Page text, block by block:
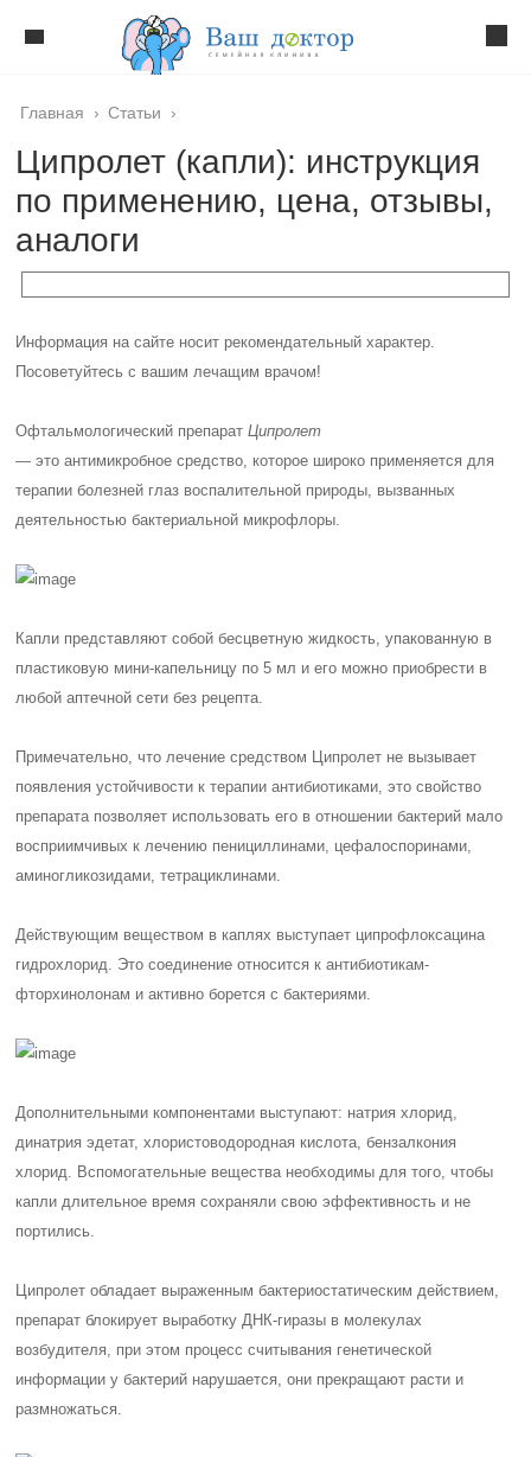
Главная › Статьи ›
Ципролет (капли): инструкция
по применению, цена, отзывы,
аналоги
Информация на сайте носит рекомендательный характер.
Посоветуйтесь с вашим лечащим врачом!
Офтальмологический препаратЦипролет
— это антимикробное средство, которое широко применяется для
терапии болезней глаз воспалительной природы, вызванных
деятельностью бактериальной микрофлоры.
Капли представляют собой бесцветную жидкость, упакованную в
пластиковую мини-капельницу по 5 мл и его можно приобрести в
любой аптечной сети без рецепта.
Примечательно, что лечение средством Ципролет не вызывает
появления устойчивости к терапии антибиотиками, это свойство
препарата позволяет использовать его в отношении бактерий мало
восприимчивых к лечению пенициллинами, цефалоспоринами,
аминогликозидами, тетрациклинами.
Действующим веществом в каплях выступает ципрофлоксацина
гидрохлорид. Это соединение относится к антибиотикам-
фторхинолонам и активно борется с бактериями.
Дополнительными компонентами выступают: натрия хлорид,
динатрия эдетат, хлористоводородная кислота, бензалкония
хлорид. Вспомогательные вещества необходимы для того, чтобы
капли длительное время сохраняли свою эффективность и не
портились.
Ципролет обладает выраженным бактериостатическим действием,
препарат блокирует выработку ДНК-гиразы в молекулах
возбудителя, при этом процесс считывания генетической
информации у бактерий нарушается, они прекращают расти и
размножаться.